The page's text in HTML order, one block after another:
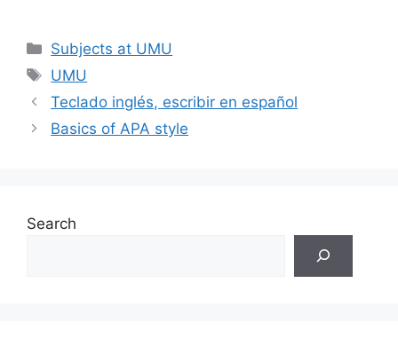
Categories
Subjects at UMU
Tags
UMU
Teclado inglés, escribir en español
Basics of APA style
Search